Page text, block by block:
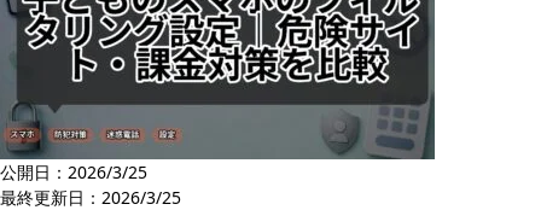
公開日：2026/3/25
最終更新日： 2026/3/25